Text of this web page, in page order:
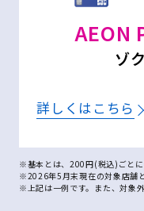
AEON
ゾ
詳しくはこちら
※基本とは、200円(税込)ごとに
※2026年5月末現在の対象店舗と
※上記は一例です。また、対象外